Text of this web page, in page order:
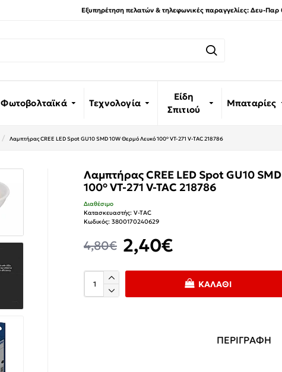
Εξυπηρέτηση πελατών & τηλεφωνικές παραγγελίες: Δευ-
Φωτοβολταϊκά Τεχνολογία
Είδη
Σπιτιού
Μπαταρίες
Λαμπτήρας CREE LED Spot GU10 SMD 10W Θερμό Λευκό 100° VT-271 V-TAC 218786
Λαμπτήρας CREE LED Spot GU10
100° VT-271 V-TAC 218786
2,40€
4,80€
Διαθέσιμο
Κατασκευαστής: V-TAC
Κωδικός: 3800170240629
ΚΑΛΆΘΙ
ΠΕΡΙΓΡΑΦΗ